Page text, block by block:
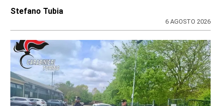
Stefano Tubia
6 AGOSTO 2026